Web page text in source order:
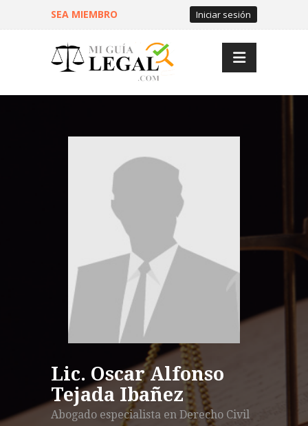
SEA MIEMBRO Iniciar sesión
Lic. Oscar Alfonso
Tejada Ibañez
Abogado especialista en Derecho Civil